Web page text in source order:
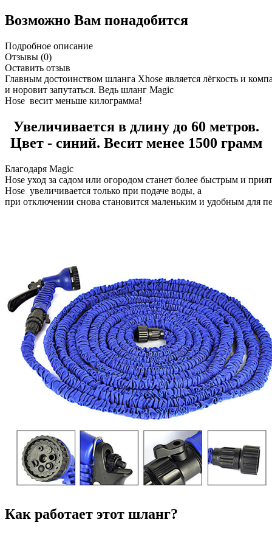
Возможно Вам понадобится
Подробное описание
Отзывы (0)
Оставить отзыв
Главным достоинством шланга Xhose является лёгкость и
и норовит запутаться. Ведь шланг Magic
Hose весит меньше килограмма!
Увеличивается в длину до 60 метров.
Цвет - синий. Весит менее 1500 грамм
Благодаря Magic
Hose уход за садом или огородом станет более быстрым и
Hose увеличивается только при подаче воды, а
при отключении снова становится маленьким и удобным для
Как работает этот шланг?